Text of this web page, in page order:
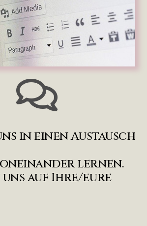
in einen Austausch
lernen.
auf Ihre/eure